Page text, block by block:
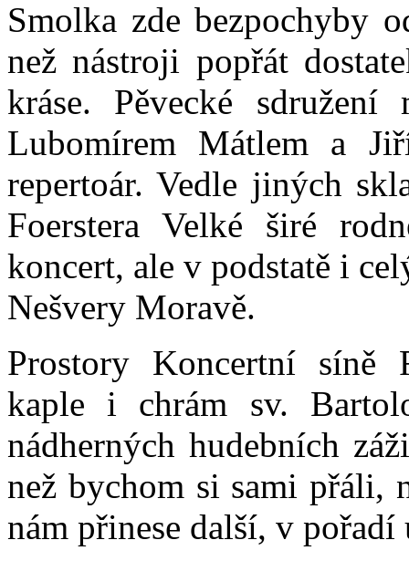
Smolka zde bezpochyby
než nástroji popřát
kráse. Pěvecké
Lubomírem Mátlem a
repertoár. Vedle jiných
Foerstera Velké širé
koncert, ale v podstatě i
Nešvery Moravě.
Prostory Koncertní síně
kaple i chrám sv.
nádherných hudebních
než bychom si sami přáli,
nám přinese další, v